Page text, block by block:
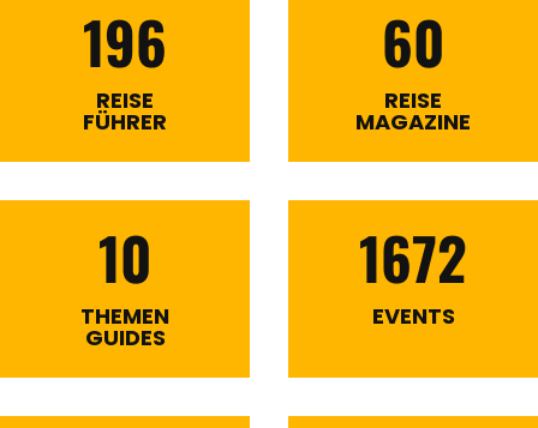
196
REISE
FÜHRER
60
REISE
MAGAZINE
10
THEMEN
GUIDES
1672
EVENTS